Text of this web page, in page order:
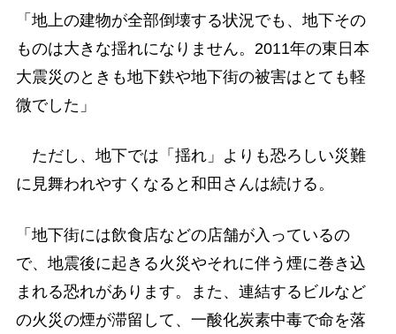
「地上の建物が全部倒壊する状況でも、地下その
ものは大きな揺れになりません。2011年の東日本
大震災のときも地下鉄や地下街の被害はとても軽
微でした」
ただし、地下では「揺れ」よりも恐ろしい災難
に見舞われやすくなると和田さんは続ける。
「地下街には飲食店などの店舗が入っているの
で、地震後に起きる火災やそれに伴う煙に巻き込
まれる恐れがあります。また、連結するビルなど
の火災の煙が滞留して、一酸化炭素中毒で命を落